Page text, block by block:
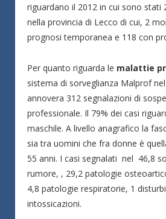
riguardano il 2012 in cui sono stati
nella provincia di Lecco di cui, 2
prognosi temporanea e 118 con
Per quanto riguarda le malattie
sistema di sorveglianza Malprof
annovera 312 segnalazioni di
professionale. Il 79% dei casi
maschile. A livello anagrafico la
sia tra uomini che fra donne è
55 anni. I casi segnalati nel 46,8
rumore, , 29,2 patologie
4,8 patologie respiratorie, 1
intossicazioni.